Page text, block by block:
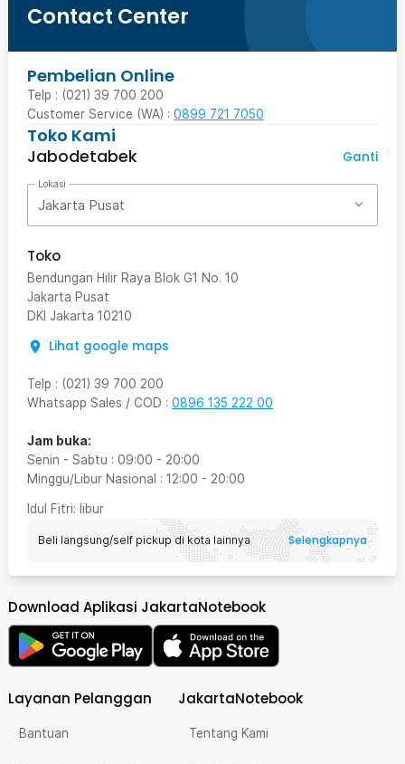
Contact Center
Pembelian Online
Telp : (021) 39 700 200
Customer Service (WA) : 0899 721 7050
Toko Kami
Jabodetabek
Ganti
Lokasi
Jakarta Pusat
Toko
Bendungan Hilir Raya Blok G1 No. 10
Jakarta Pusat
DKI Jakarta 10210
Lihat google maps
Telp : (021) 39 700 200
Whatsapp Sales / COD : 0896 135 222 00
Jam buka:
Senin - Sabtu : 09:00 - 20:00
Minggu/Libur Nasional : 12:00 - 20:00
Idul Fitri: libur
Beli langsung/self pickup di kota lainnya Selengkapnya
Download Aplikasi JakartaNotebook
Layanan Pelanggan
Bantuan
JakartaNotebook
Tentang Kami